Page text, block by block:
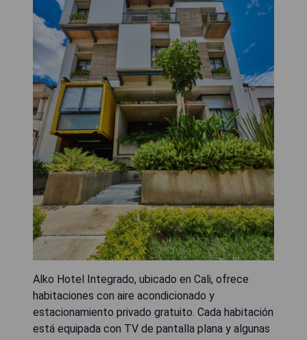
Alko Hotel Integrado, ubicado en Cali, ofrece
habitaciones con aire acondicionado y
estacionamiento privado gratuito. Cada habitación
está equipada con TV de pantalla plana y algunas